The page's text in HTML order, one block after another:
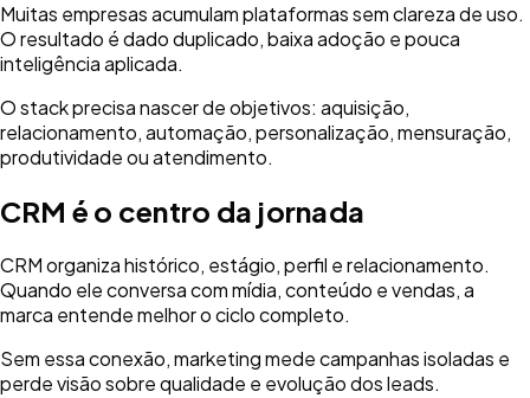
Muitas empresas acumulam plataformas sem clareza de uso.
O resultado é dado duplicado, baixa adoção e pouca
inteligência aplicada.
O stack precisa nascer de objetivos: aquisição,
relacionamento, automação, personalização, mensuração,
produtividade ou atendimento.
CRM é o centro da jornada
CRM organiza histórico, estágio, perfil e relacionamento.
Quando ele conversa com mídia, conteúdo e vendas, a
marca entende melhor o ciclo completo.
Sem essa conexão, marketing mede campanhas isoladas e
perde visão sobre qualidade e evolução dos leads.